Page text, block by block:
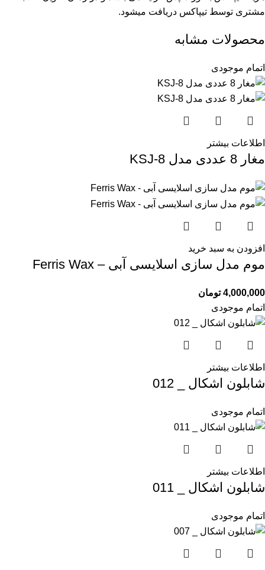
مشتری توسط تیپاکس دریافت میشود.
محصولات مشابه
اتمام موجودی
اطلاعات بیشتر
مغار 8 عددی مدل KSJ-8
افزودن به سبد خرید
موم مدل سازی اسلایسی آبی – Ferris Wax
4,000,000 تومان
اتمام موجودی
اطلاعات بیشتر
شابلون اشکال _ 012
اتمام موجودی
اطلاعات بیشتر
شابلون اشکال _ 011
اتمام موجودی